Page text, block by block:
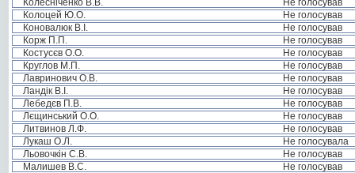
Колесніченко В.В.
Не голосував
Колоцей Ю.О.
Не голосував
Коновалюк В.І.
Не голосував
Корж П.П.
Не голосував
Костусєв О.О.
Не голосував
Круглов М.П.
Не голосував
Лавринович О.В.
Не голосував
Ландік В.І.
Не голосував
Лебедєв П.В.
Не голосував
Лєщинський О.О.
Не голосував
Литвинов Л.Ф.
Не голосував
Лукаш О.Л.
Не голосувала
Льовочкін С.В.
Не голосував
Малишев В.С.
Не голосував